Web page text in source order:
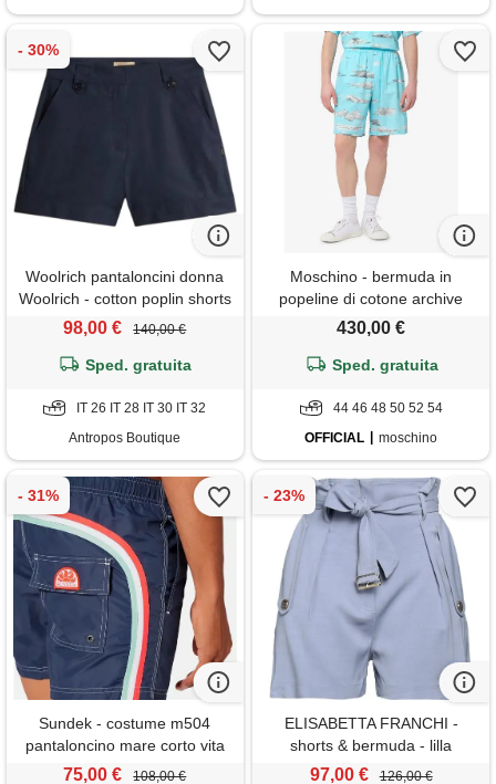
Woolrich pantaloncini donna
Woolrich - cotton poplin shorts
melton blue - blu
98,00 € 140,00 €
Sped. gratuita
IT 26 IT 28 IT 30 IT 32
Antropos Boutique
Moschino - bermuda in
popeline di cotone archive
clouds - azzurro
430,00 €
Sped. gratuita
44 46 48 50 52 54
OFFICIAL
moschino
Sundek - costume m504
pantaloncino mare corto vita
elas.
75,00 € 108,00 €
ELISABETTA FRANCHI -
shorts & bermuda - lilla
97,00 € 126,00 €